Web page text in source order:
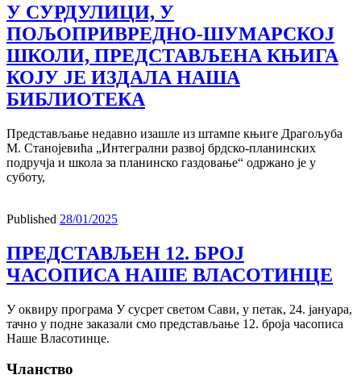
У СУРДУЛИЦИ, У
ПОЉОПРИВРЕДНО-ШУМАРСКОЈ
ШКОЛИ, ПРЕДСТАВЉЕНА КЊИГА
КОЈУ ЈЕ ИЗДАЛА НАША
БИБЛИОТЕКА
Представљање недавно изашле из штампе књиге Драгољуба
М. Станојевића „Интегрални развој брдско-планинских
подручја и школа за планинско газдовање“ одржано је у
суботу,
Published 28/01/2025
ПРЕДСТАВЉЕН 12. БРОЈ
ЧАСОПИСА НАШЕ ВЛАСОТИНЦЕ
У оквиру програма У сусрет светом Сави, у петак, 24. јануара,
тачно у подне заказали смо представљање 12. броја часописа
Наше Власотинце.
Чланство